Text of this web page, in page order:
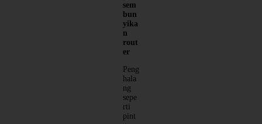
sem
bun
yika
n
rout
er
Peng
hala
ng
sepe
rti
pint